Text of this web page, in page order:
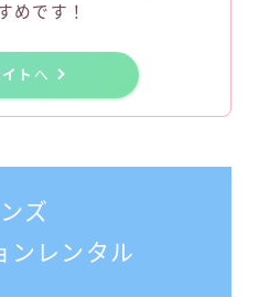
めです！
ト へ
ズ
ンレンタル